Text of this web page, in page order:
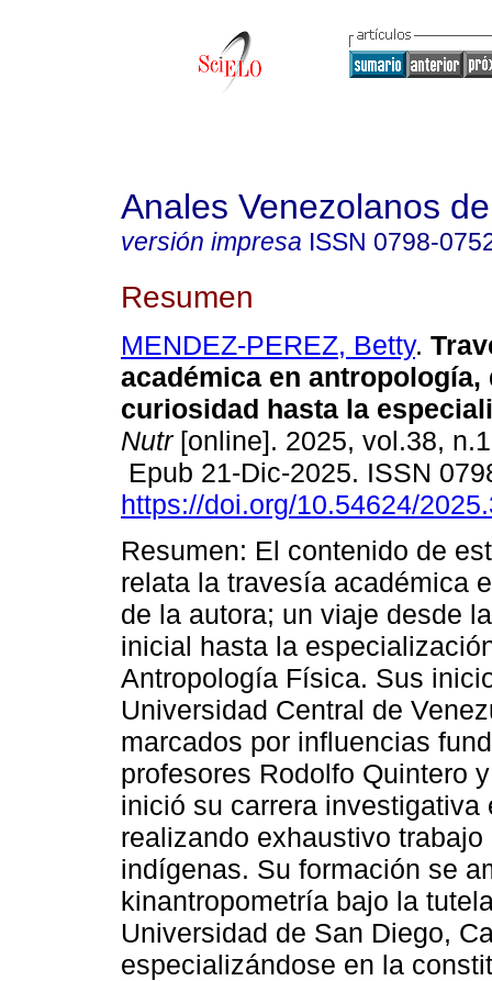
Anales Venezolanos
versión impresa ISSN 0798-
Resumen
MENDEZ-PEREZ, Betty.
académica en antropología,
curiosidad hasta la
Nutr[online]. 2025, vol.38,
Epub 21-Dic-2025. ISSN
https://doi.org/10.54624/
Resumen: El contenido de
relata la travesía académica
de la autora; un viaje desde
inicial hasta la
Antropología Física. Sus
Universidad Central de
marcados por influencias
profesores Rodolfo Quintero
inició su carrera
realizando exhaustivo
indígenas. Su formación se
kinantropometría bajo la
Universidad de San Diego,
especializándose en la